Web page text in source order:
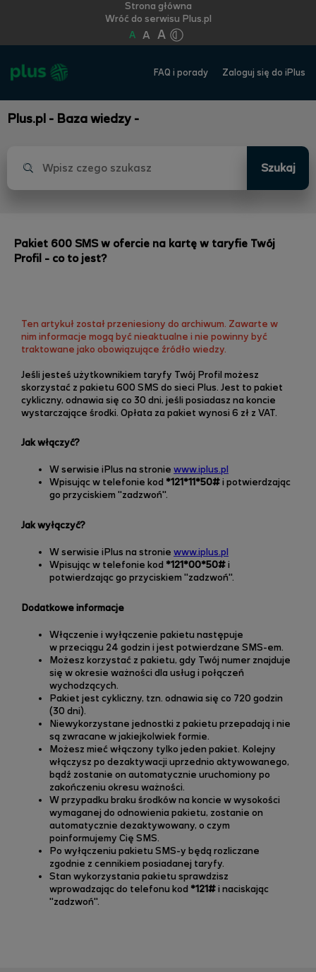
Strona główna
Wróć do serwisu Plus.pl
A A A
FAQ i porady Zaloguj się do iPlus
Plus.pl - Baza wiedzy -
Szukaj
Pakiet 600 SMS w ofercie na kartę w taryfie Twój
Profil - co to jest?
Ten artykuł został przeniesiony do archiwum. Zawarte w
nim informacje mogą być nieaktualne i nie powinny być
traktowane jako obowiązujące źródło wiedzy.
Jeśli jesteś użytkownikiem taryfy Twój Profil możesz
skorzystać z pakietu 600 SMS do sieci Plus. Jest to pakiet
cykliczny, odnawia się co 30 dni, jeśli posiadasz na koncie
wystarczające środki. Opłata za pakiet wynosi 6 zł z VAT.
Jak włączyć?
W serwisie iPlus na stronie www.iplus.pl
Wpisując w telefonie kod *121*11*50#i potwierdzając
go przyciskiem "zadzwoń".
Jak wyłączyć?
W serwisie iPlus na stronie www.iplus.pl
Wpisując w telefonie kod *121*00*50#i
potwierdzając go przyciskiem "zadzwoń".
Dodatkowe informacje
Włączenie i wyłączenie pakietu następuje
w przeciągu 24 godzin i jest potwierdzane SMS-em.
Możesz korzystać z pakietu, gdy Twój numer znajduje
się w okresie ważności dla usług i połączeń
wychodzących.
Pakiet jest cykliczny, tzn. odnawia się co 720 godzin
(30 dni).
Niewykorzystane jednostki z pakietu przepadają i nie
są zwracane w jakiejkolwiek formie.
Możesz mieć włączony tylko jeden pakiet. Kolejny
włączysz po dezaktywacji uprzednio aktywowanego,
bądź zostanie on automatycznie uruchomiony po
zakończeniu okresu ważności.
W przypadku braku środków na koncie w wysokości
wymaganej do odnowienia pakietu, zostanie on
automatycznie dezaktywowany, o czym
poinformujemy Cię SMS.
Po wyłączeniu pakietu SMS-y będą rozliczane
zgodnie z cennikiem posiadanej taryfy.
Stan wykorzystania pakietu sprawdzisz
wprowadzając do telefonu kod *121#i naciskając
"zadzwoń".